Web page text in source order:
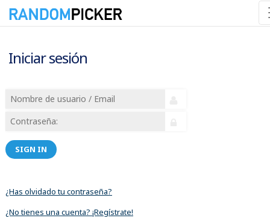
Iniciar sesión
SIGN IN
¿Has olvidado tu contraseña?
¿No tienes una cuenta? ¡Regístrate!